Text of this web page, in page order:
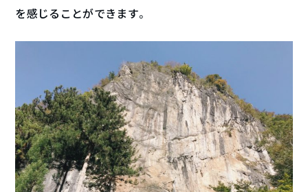
を感じることができます。